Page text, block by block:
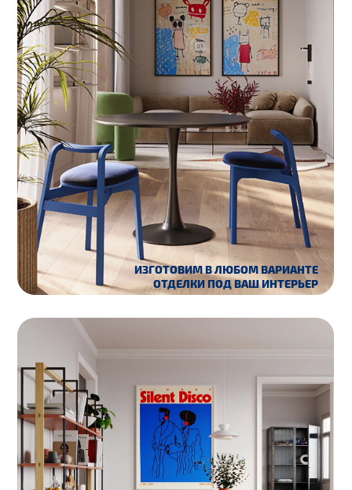
ВЕРСИИ С МЯГКИМ И
ЖЁСТКИМ СИДЕНЬЕМ
ИДЕАЛЬНО ПОДХОДЯТ К ЧАСТНЫМ
ИНТЕРЬЕРАМ И ОБЩЕСТВЕННЫМ МЕСТАМ